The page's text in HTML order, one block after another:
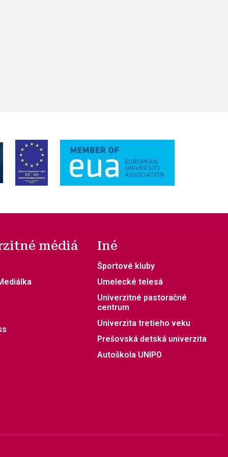
médiá Iné
Športové kluby
Umelecké telesá
Univerzitné pastoračné
centrum
Univerzita tretieho veku
Prešovská detská univerzita
Autoškola UNIPO